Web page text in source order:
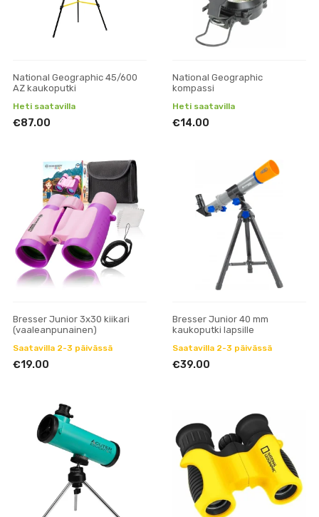
National Geographic 45/600
AZ kaukoputki
Heti saatavilla
€87.00
National Geographic
kompassi
Heti saatavilla
€14.00
Bresser Junior 3x30 kiikari
(vaaleanpunainen)
Saatavilla 2-3 päivässä
€19.00
Bresser Junior 40 mm
kaukoputki lapsille
Saatavilla 2-3 päivässä
€39.00